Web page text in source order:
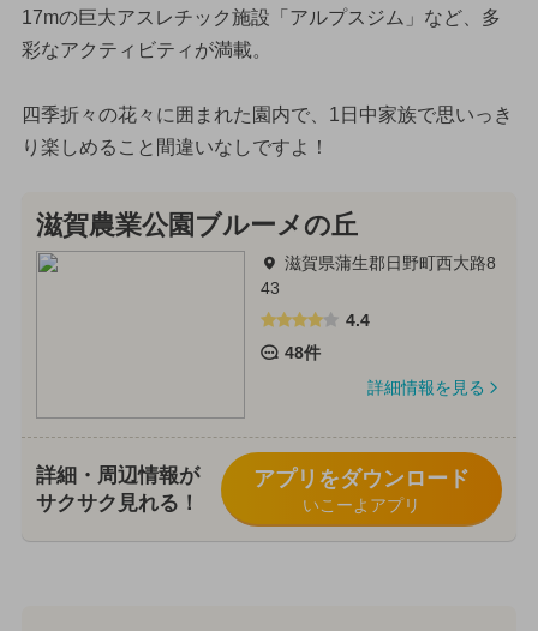
17mの巨大アスレチック施設「アルプスジム」など、多
彩なアクティビティが満載。
四季折々の花々に囲まれた園内で、1日中家族で思いっき
り楽しめること間違いなしですよ！
滋賀農業公園ブルーメの丘
滋賀県蒲生郡日野町西大路8
43
4.4
48件
詳細情報を見る
詳細・周辺情報が
サクサク見れる！
アプリをダウンロード
いこーよアプリ